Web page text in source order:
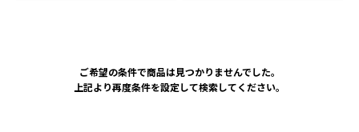
ご希望の条件で商品は見つかりませんでした。
上記より再度条件を設定して検索してください。